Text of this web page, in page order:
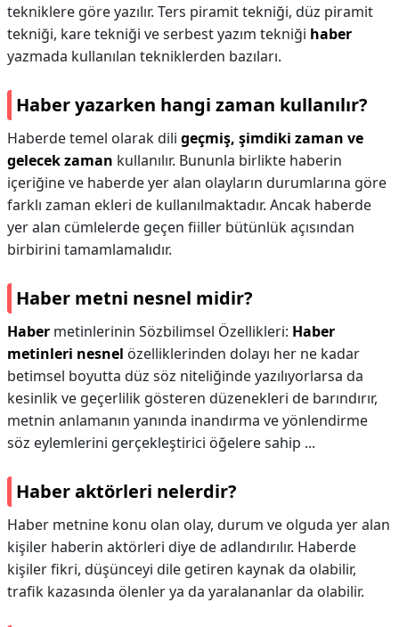
tekniklere göre yazılır. Ters piramit tekniği, düz piramit
tekniği, kare tekniği ve serbest yazım tekniği haber
yazmada kullanılan tekniklerden bazıları.
Haber yazarken hangi zaman kullanılır?
Haberde temel olarak dili geçmiş, şimdiki zaman ve
gelecek zaman kullanılır. Bununla birlikte haberin
içeriğine ve haberde yer alan olayların durumlarına göre
farklı zaman ekleri de kullanılmaktadır. Ancak haberde
yer alan cümlelerde geçen fiiller bütünlük açısından
birbirini tamamlamalıdır.
Haber metni nesnel midir?
Haber metinlerinin Sözbilimsel Özellikleri: Haber
metinleri nesnel özelliklerinden dolayı her ne kadar
betimsel boyutta düz söz niteliğinde yazılıyorlarsa da
kesinlik ve geçerlilik gösteren düzenekleri de barındırır,
metnin anlamanın yanında inandırma ve yönlendirme
söz eylemlerini gerçekleştirici öğelere sahip ...
Haber aktörleri nelerdir?
Haber metnine konu olan olay, durum ve olguda yer alan
kişiler haberin aktörleri diye de adlandırılır. Haberde
kişiler fikri, düşünceyi dile getiren kaynak da olabilir,
trafik kazasında ölenler ya da yaralananlar da olabilir.